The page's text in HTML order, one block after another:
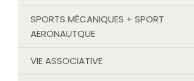
SPORTS MÉCANIQUES + SPORT
AERONAUTQUE
VIE ASSOCIATIVE